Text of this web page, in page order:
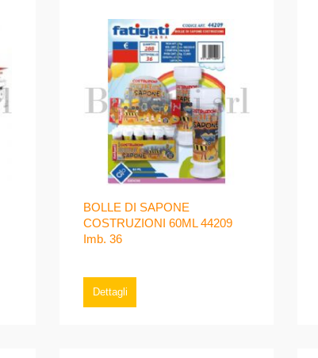
BOLLE DI SAPONE
COSTRUZIONI 60ML 44209
Imb. 36
Dettagli